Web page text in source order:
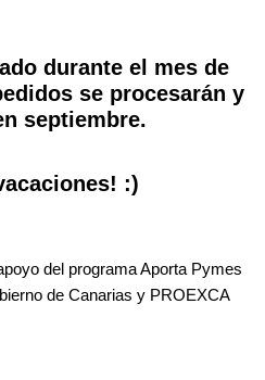
durante el mes de
se procesarán y
septiembre.
:)
del programa Aporta Pymes
de Canarias y PROEXCA